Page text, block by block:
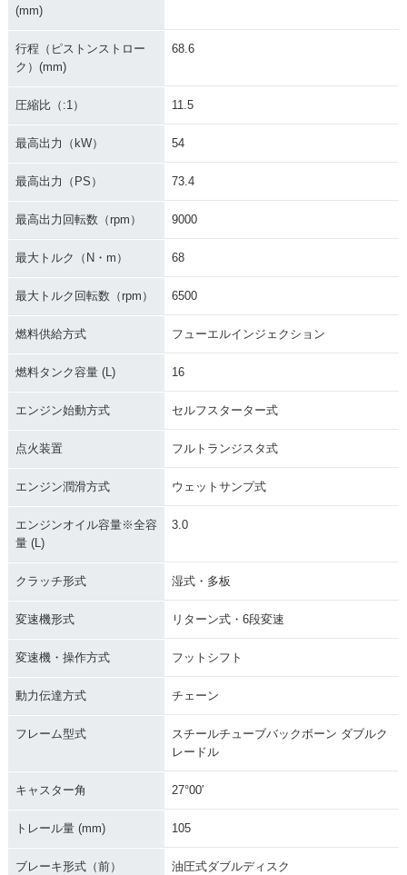
(mm)
行程（ピストンストロー
ク）(mm)
68.6
圧縮比（:1） 11.5
最高出力（kW） 54
最高出力（PS） 73.4
最高出力回転数（rpm） 9000
最大トルク（N・m） 68
最大トルク回転数（rpm） 6500
燃料供給方式 フューエルインジェクション
燃料タンク容量 (L) 16
エンジン始動方式 セルフスターター式
点火装置 フルトランジスタ式
エンジン潤滑方式 ウェットサンプ式
エンジンオイル容量※全容
量 (L)
3.0
クラッチ形式 湿式・多板
変速機形式 リターン式・6段変速
変速機・操作方式 フットシフト
動力伝達方式 チェーン
フレーム型式
スチールチューブバックボーン ダブルク
レードル
キャスター角 27°00′
トレール量 (mm) 105
ブレーキ形式（前） 油圧式ダブルディスク